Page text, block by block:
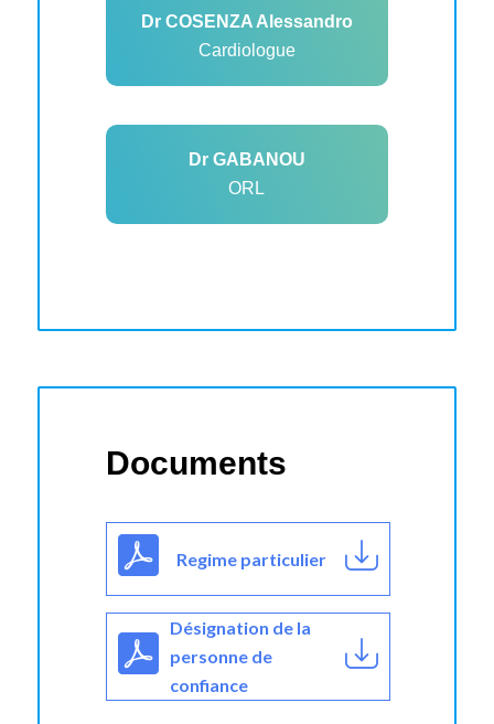
Dr COSENZA Alessandro
Cardiologue
Dr GABANOU
ORL
Documents
Regime particulier
Désignation de la
personne de
confiance